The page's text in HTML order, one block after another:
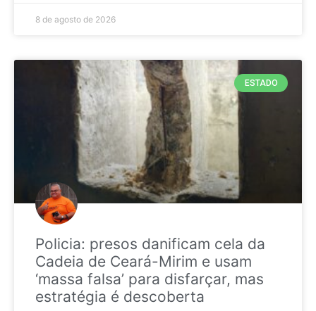
8 de agosto de 2026
ESTADO
Policia: presos danificam cela da
Cadeia de Ceará-Mirim e usam
‘massa falsa’ para disfarçar, mas
estratégia é descoberta